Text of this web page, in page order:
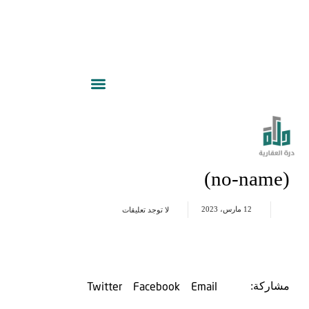
(no-name)
12 مارس، 2023 لا توجد تعليقات
مشاركة: Email
Facebook
Twitter